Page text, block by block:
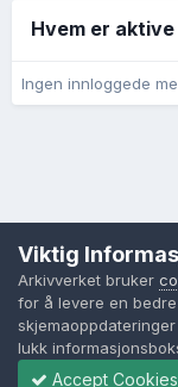
Hvem er aktive
Ingen innloggede
Viktig
Arkivverket bruker
for å levere en
lukk
Accept Cookies